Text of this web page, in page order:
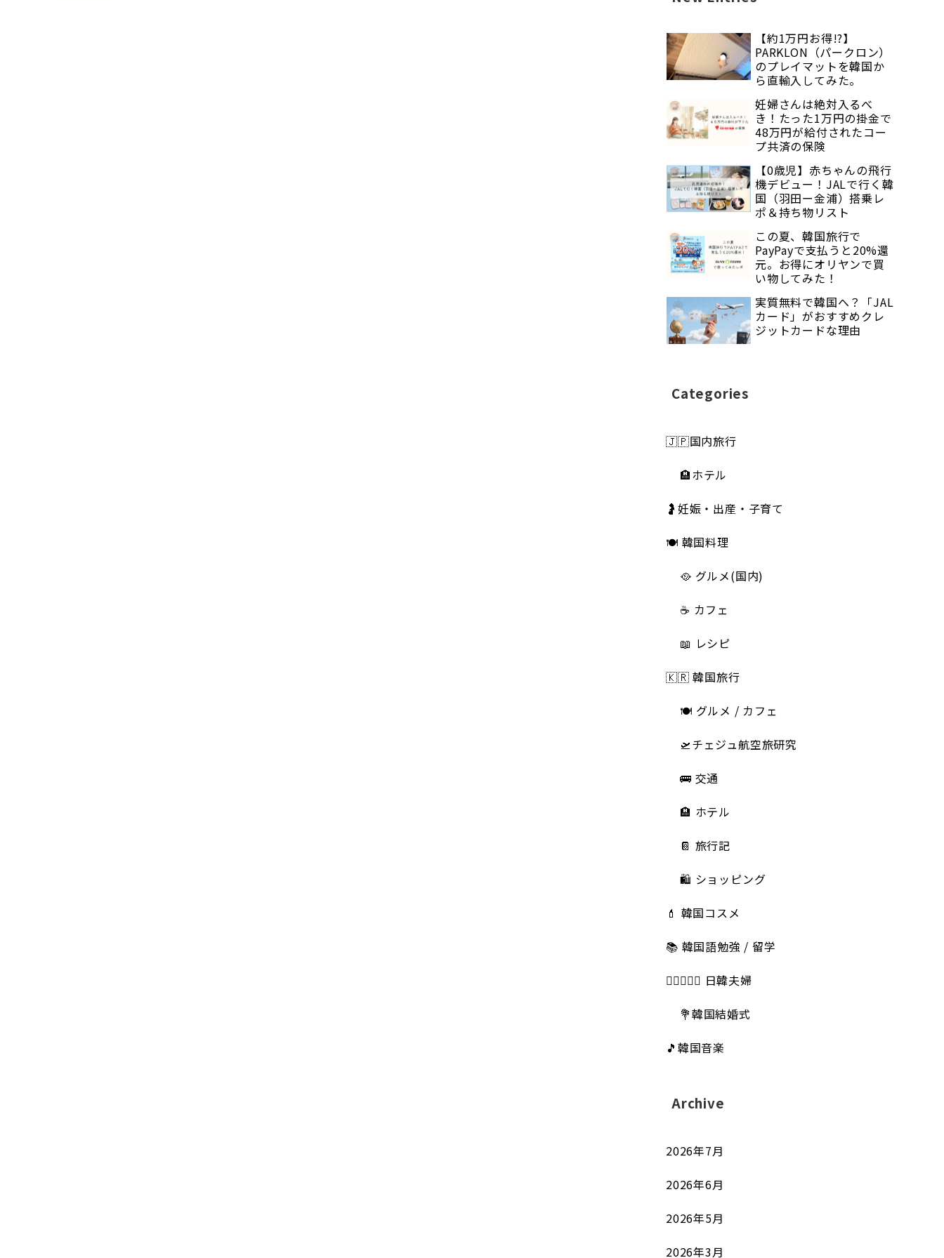
【約1万円お得!?】
PARKLON（パークロン）
のプレイマットを韓国か
ら直輸入してみた。
妊婦さんは絶対入るべ
き！たった1万円の掛金で
48万円が給付されたコー
プ共済の保険
【0歳児】赤ちゃんの飛行
機デビュー！JALで行く韓
国（羽田ー金浦）搭乗レ
ポ＆持ち物リスト
この夏、韓国旅行で
PayPayで支払うと20%還
元。お得にオリヤンで買
い物してみた！
実質無料で韓国へ？「JAL
カード」がおすすめクレ
ジットカードな理由
Categories
🇯🇵国内旅行
🏨ホテル
🤰妊娠・出産・子育て
🍽 韓国料理
🥘 グルメ(国内)
☕️ カフェ
📖 レシピ
🇰🇷 韓国旅行
🍽 グルメ / カフェ
🛫チェジュ航空旅研究
🚌 交通
🏨 ホテル
📔 旅行記
🛍️ ショッピング
💄 韓国コスメ
📚 韓国語勉強 / 留学
👩🏻‍❤️‍👨🏻 日韓夫婦
💐韓国結婚式
🎵韓国音楽
Archive
2026年7月
2026年6月
2026年5月
2026年3月